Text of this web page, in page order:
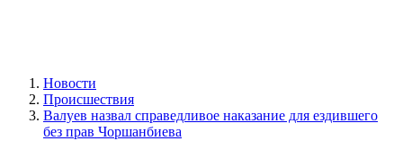
Новости
Происшествия
Валуев назвал справедливое наказание для ездившего
без прав Чоршанбиева